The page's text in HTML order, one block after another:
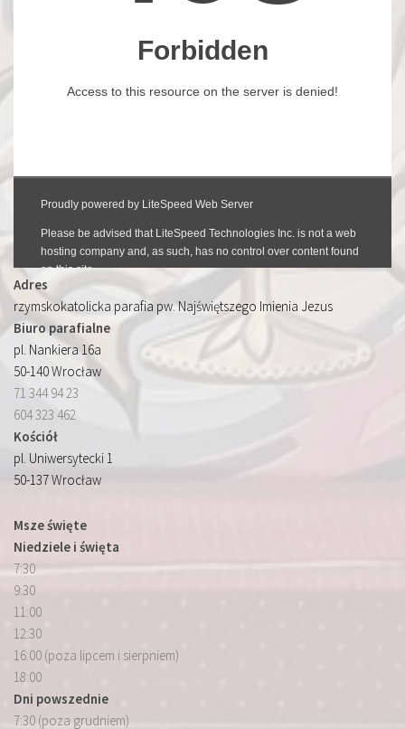
Adres
rzymskokatolicka parafia pw. Najświętszego Imienia Jezus
Biuro parafialne
pl. Nankiera 16a
50-140 Wrocław
71 344 94 23
604 323 462
Kościół
pl. Uniwersytecki 1
50-137 Wrocław
Msze święte
Niedziele i święta
7:30
9:30
11:00
12:30
16:00 (poza lipcem i sierpniem)
18:00
Dni powszednie
7:30 (poza grudniem)